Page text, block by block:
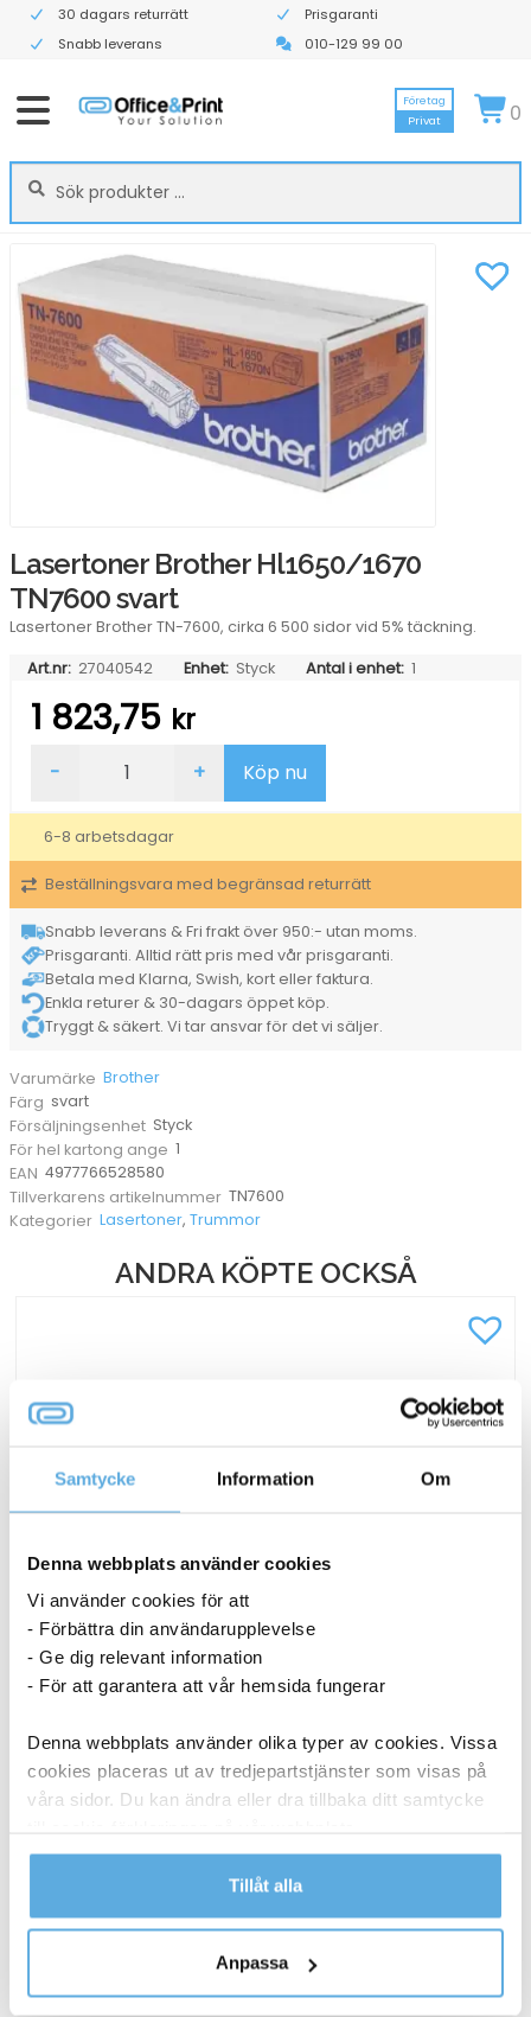
Samtycke Information Om
Denna webbplats använder cookies
Vi använder cookies för att
- Förbättra din användarupplevelse
- Ge dig relevant information
- För att garantera att vår hemsida fungerar
Denna webbplats använder olika typer av cookies. Vissa
cookies placeras ut av tredjepartstjänster som visas på
våra sidor. Du kan ändra eller dra tillbaka ditt samtycke
Läs mer i vår integritetspolicy om vilka vi är, hur du
kontaktar oss och på vilket sätt vi behandlar
Tillåt alla
Anpassa
30 dagars returrätt
Prisgaranti
Snabb leverans
010-129 99 00
Sök
efter:
Sök
Företag
Privat
0
Lasertoner Brother Hl1650/1670
TN7600 svart
Lasertoner Brother TN-7600, cirka 6 500 sidor vid 5% täckning.
Art.nr: 27040542 Enhet: Styck Antal i enhet: 1
1 823,75 kr
Brother
TN7600
svart
mängd
- + Köp nu
6-8 arbetsdagar
Beställningsvara med begränsad returrätt
Snabb leverans & Fri frakt över 950:- utan moms.
Prisgaranti. Alltid rätt pris med vår prisgaranti.
Betala med Klarna, Swish, kort eller faktura.
Enkla returer & 30-dagars öppet köp.
Tryggt & säkert. Vi tar ansvar för det vi säljer.
Varumärke Brother
Färg svart
Försäljningsenhet Styck
För hel kartong ange 1
EAN 4977766528580
Tillverkarens artikelnummer TN7600
Kategorier Lasertoner,Trummor
ANDRA KÖPTE OCKSÅ
Papperspåse SOS nr 4 vit 250x110x280 mm
SOS
4
Köp nu
I lager